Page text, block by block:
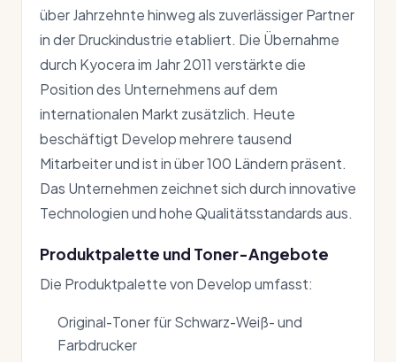
über Jahrzehnte hinweg als zuverlässiger Partner
in der Druckindustrie etabliert. Die Übernahme
durch Kyocera im Jahr 2011 verstärkte die
Position des Unternehmens auf dem
internationalen Markt zusätzlich. Heute
beschäftigt Develop mehrere tausend
Mitarbeiter und ist in über 100 Ländern präsent.
Das Unternehmen zeichnet sich durch innovative
Technologien und hohe Qualitätsstandards aus.
Produktpalette und Toner-Angebote
Die Produktpalette von Develop umfasst:
Original-Toner für Schwarz-Weiß- und
Farbdrucker